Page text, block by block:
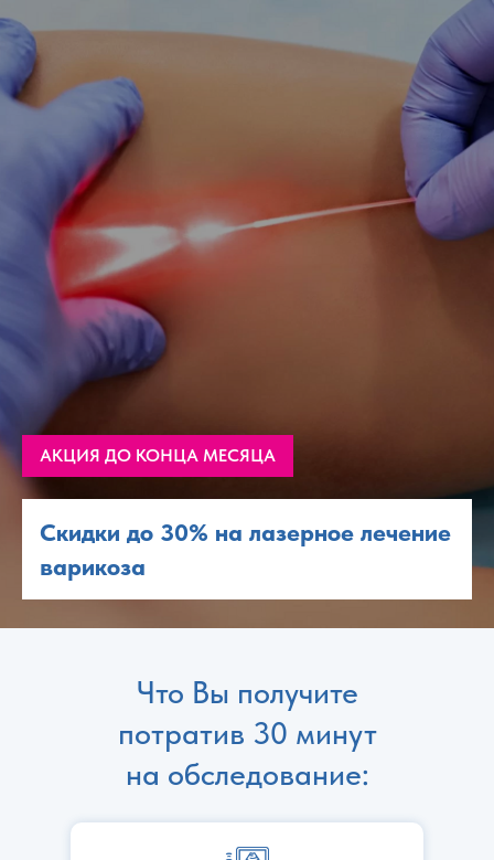
АКЦИЯ ДО КОНЦА МЕСЯЦА
Скидки до 30% на лазерное лечение
варикоза
Что Вы получите
потратив 30 минут
на обследование: